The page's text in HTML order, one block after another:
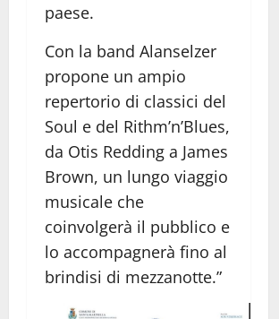
paese.
Con la band Alanselzer
propone un ampio
repertorio di classici del
Soul e del Rithm’n’Blues,
da Otis Redding a James
Brown, un lungo viaggio
musicale che
coinvolgerà il pubblico e
lo accompagnerà fino al
brindisi di mezzanotte.”